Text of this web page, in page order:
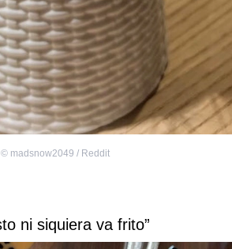
© madsnow2049 / Reddit
ni siquiera va frito”